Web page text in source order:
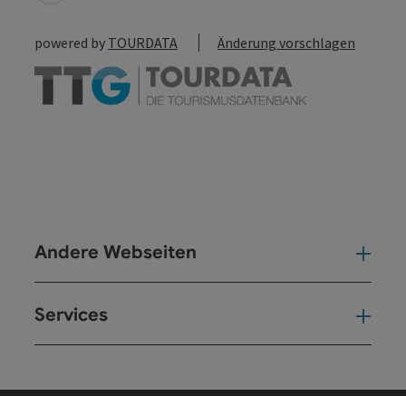
powered by TOURDATA Änderung vorschlagen
Andere Webseiten
Services